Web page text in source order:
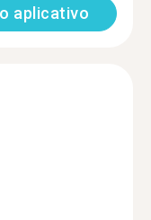
aplicativo